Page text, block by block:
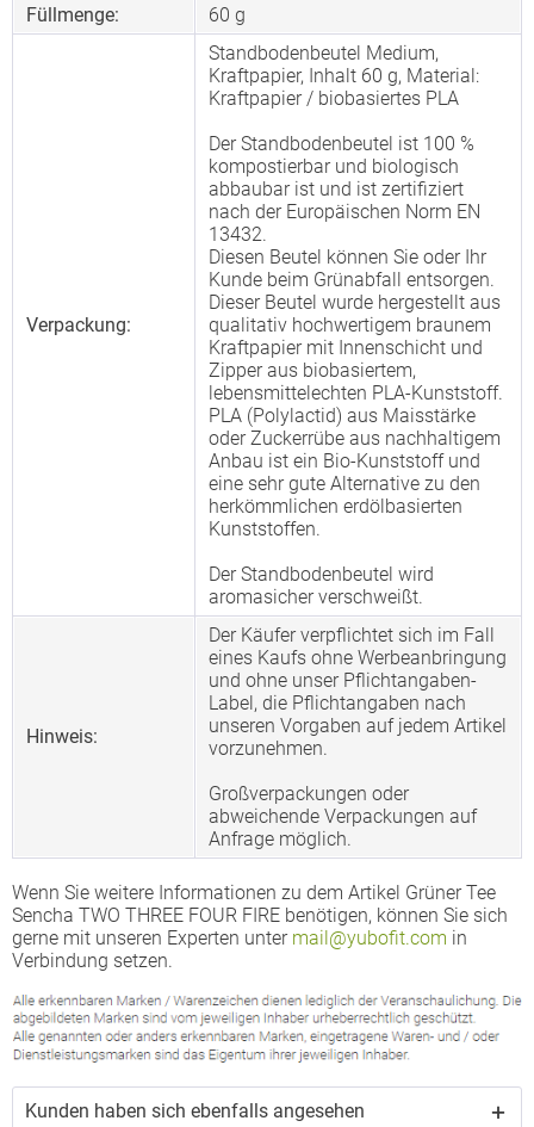
Füllmenge:
60 g
Verpackung:
Standbodenbeutel Medium,
Kraftpapier, Inhalt 60 g, Material:
Kraftpapier / biobasiertes PLA
Der Standbodenbeutel ist 100 %
kompostierbar und biologisch
abbaubar ist und ist zertifiziert
nach der Europäischen Norm EN
13432.
Diesen Beutel können Sie oder Ihr
Kunde beim Grünabfall entsorgen.
Dieser Beutel wurde hergestellt aus
qualitativ hochwertigem braunem
Kraftpapier mit Innenschicht und
Zipper aus biobasiertem,
lebensmittelechten PLA-Kunststoff.
PLA (Polylactid) aus Maisstärke
oder Zuckerrübe aus nachhaltigem
Anbau ist ein Bio-Kunststoff und
eine sehr gute Alternative zu den
herkömmlichen erdölbasierten
Kunststoffen.
Der Standbodenbeutel wird
aromasicher verschweißt.
Hinweis:
Der Käufer verpflichtet sich im Fall
eines Kaufs ohne Werbeanbringung
und ohne unser Pflichtangaben-
Label, die Pflichtangaben nach
unseren Vorgaben auf jedem Artikel
vorzunehmen.
Großverpackungen oder
abweichende Verpackungen auf
Anfrage möglich.
Wenn Sie weitere Informationen zu dem Artikel Grüner Tee
Sencha TWO THREE FOUR FIRE benötigen, können Sie sich
gerne mit unseren Experten unter mail@yubofit.com in
Verbindung setzen.
Kunden haben sich ebenfalls angesehen